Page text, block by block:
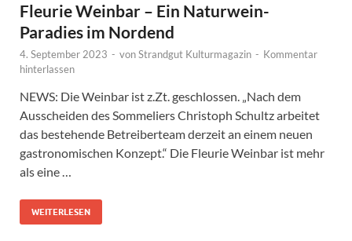
Fleurie Weinbar – Ein Naturwein-
Paradies im Nordend
4. September 2023 - vonStrandgut Kulturmagazin - Kommentar
hinterlassen
NEWS: Die Weinbar ist z.Zt. geschlossen. „Nach dem
Ausscheiden des Sommeliers Christoph Schultz arbeitet
das bestehende Betreiberteam derzeit an einem neuen
gastronomischen Konzept.“ Die Fleurie Weinbar ist mehr
als eine …
WEITERLESEN